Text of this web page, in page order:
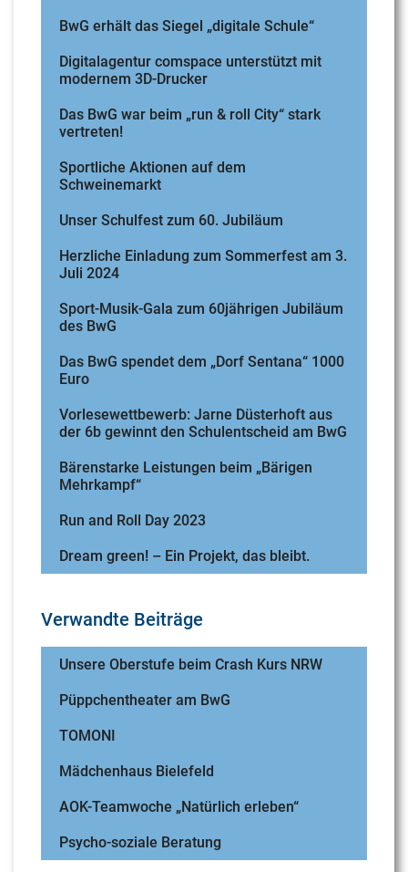
BwG erhält das Siegel „digitale Schule“
Digitalagentur comspace unterstützt mit
modernem 3D-Drucker
Das BwG war beim „run & roll City“ stark
vertreten!
Sportliche Aktionen auf dem
Schweinemarkt
Unser Schulfest zum 60. Jubiläum
Herzliche Einladung zum Sommerfest am 3.
Juli 2024
Sport-Musik-Gala zum 60jährigen Jubiläum
des BwG
Das BwG spendet dem „Dorf Sentana“ 1000
Euro
Vorlesewettbewerb: Jarne Düsterhoft aus
der 6b gewinnt den Schulentscheid am BwG
Bärenstarke Leistungen beim „Bärigen
Mehrkampf“
Run and Roll Day 2023
Dream green! – Ein Projekt, das bleibt.
Verwandte Beiträge
Unsere Oberstufe beim Crash Kurs NRW
Püppchentheater am BwG
TOMONI
Mädchenhaus Bielefeld
AOK-Teamwoche „Natürlich erleben“
Psycho-soziale Beratung